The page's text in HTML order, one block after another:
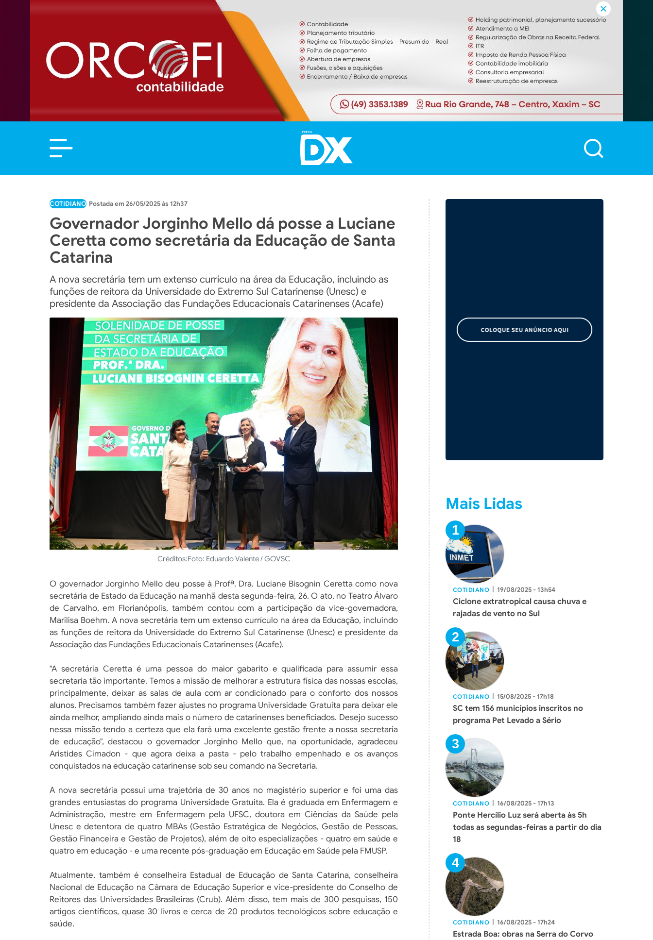
COTIDIANO 26/05/2025 às 12h37
Governador Jorginho Mello dá posse a Luciane
Ceretta como secretária da Educação de Santa
Catarina
A nova secretária tem um extenso currículo na área da Educação, incluindo as
funções de reitora da Universidade do Extremo Sul Catarinense (Unesc) e
presidente da Associação das Fundações Educacionais Catarinenses (Acafe)
Créditos:Foto: Eduardo Valente / GOVSC
O governador Jorginho Mello deu posse à Profª. Dra. Luciane Bisognin Ceretta como nova
secretária de Estado da Educação na manhã desta segunda-feira, 26. O ato, no Teatro Álvaro
de Carvalho, em Florianópolis, também contou com a participação da vice-governadora,
Marilisa Boehm. A nova secretária tem um extenso currículo na área da Educação, incluindo
as funções de reitora da Universidade do Extremo Sul Catarinense (Unesc) e presidente da
Associação das Fundações Educacionais Catarinenses (Acafe).
"A secretária Ceretta é uma pessoa do maior gabarito e qualificada para assumir essa
secretaria tão importante. Temos a missão de melhorar a estrutura física das nossas escolas,
principalmente, deixar as salas de aula com ar condicionado para o conforto dos nossos
alunos. Precisamos também fazer ajustes no programa Universidade Gratuita para deixar ele
ainda melhor, ampliando ainda mais o número de catarinenses beneficiados. Desejo sucesso
nessa missão tendo a certeza que ela fará uma excelente gestão frente a nossa secretaria
de educação", destacou o governador Jorginho Mello que, na oportunidade, agradeceu
Aristides Cimadon - que agora deixa a pasta - pelo trabalho empenhado e os avanços
conquistados na educação catarinense sob seu comando na Secretaria.
A nova secretária possui uma trajetória de 30 anos no magistério superior e foi uma das
grandes entusiastas do programa Universidade Gratuita. Ela é graduada em Enfermagem e
Administração, mestre em Enfermagem pela UFSC, doutora em Ciências da Saúde pela
Unesc e detentora de quatro MBAs (Gestão Estratégica de Negócios, Gestão de Pessoas,
Gestão Financeira e Gestão de Projetos), além de oito especializações - quatro em saúde e
quatro em educação - e uma recente pós-graduação em Educação em Saúde pela FMUSP.
Atualmente, também é conselheira Estadual de Educação de Santa Catarina, conselheira
Nacional de Educação na Câmara de Educação Superior e vice-presidente do Conselho de
Reitores das Universidades Brasileiras (Crub). Além disso, tem mais de 300 pesquisas, 150
artigos científicos, quase 30 livros e cerca de 20 produtos tecnológicos sobre educação e
saúde.
Mais Lidas
COTIDIANO | 19/08/2025 - 13h54
Ciclone extratropical causa chuva e
rajadas de vento no Sul
COTIDIANO | 15/08/2025 - 17h18
SC tem 156 municípios inscritos no
programa Pet Levado a Sério
COTIDIANO | 16/08/2025 - 17h13
Ponte Hercílio Luz será aberta às 5h
todas as segundas-feiras a partir do dia
18
COTIDIANO | 16/08/2025 - 17h24
Estrada Boa: obras na Serra do Corvo